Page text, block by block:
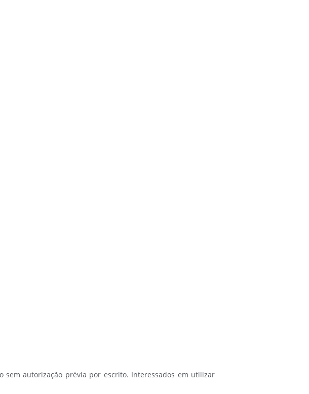
autorização prévia por escrito. Interessados em utilizar